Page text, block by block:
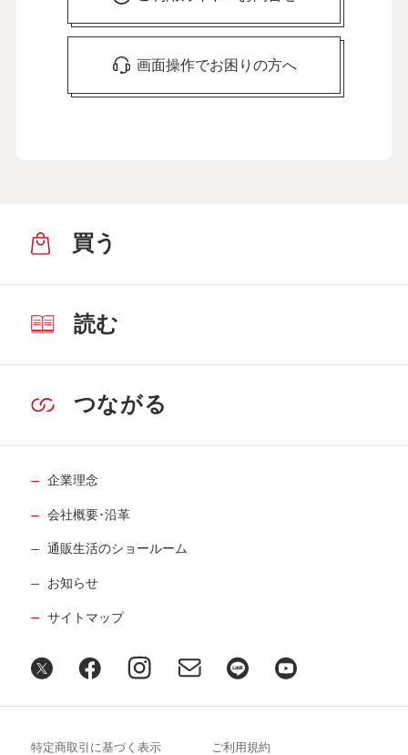
画面操作でお困りの方へ
買う
読む
つながる
企業理念
会社概要･沿革
通販生活のショールーム
お知らせ
サイトマップ
特定商取引に基づく表示 ご利用規約